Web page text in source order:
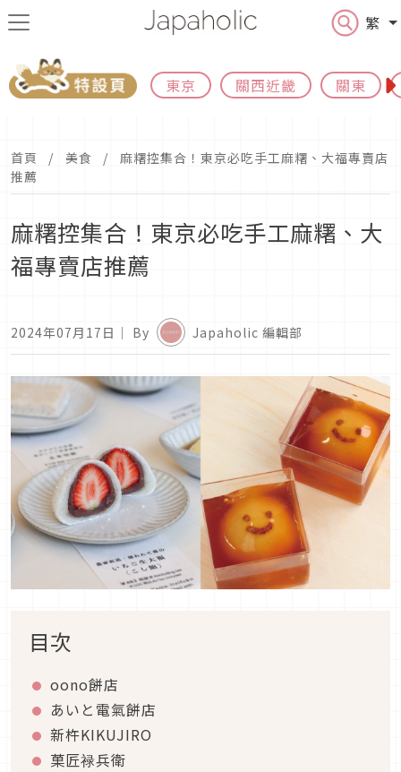
繁
東京 關西近畿 關東
首頁 美食
麻糬控集合！東京必吃手工麻糬、大福專賣店
推薦
麻糬控集合！東京必吃手工麻糬、大
福專賣店推薦
2024年07月17日 ｜ By Japaholic 編輯部
目次
oono餅店
あいと電氣餅店
新杵KIKUJIRO
菓匠禄兵衛